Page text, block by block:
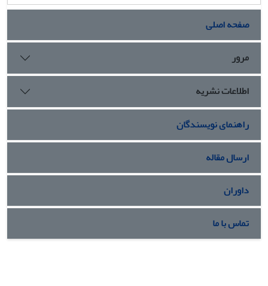
صفحه اصلی
مرور
اطلاعات نشریه
راهنمای نویسندگان
ارسال مقاله
داوران
تماس با ما